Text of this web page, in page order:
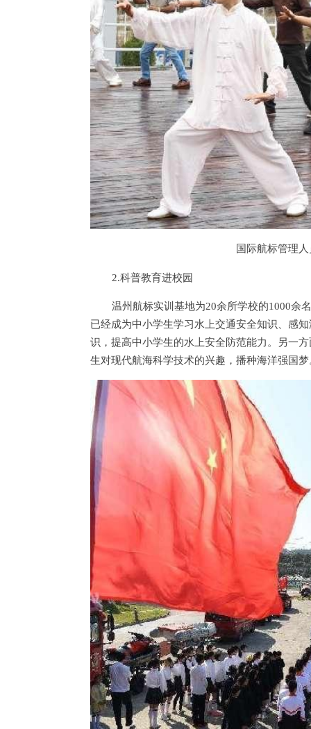
国际航标管理
2.科普教育进校园
温州航标实训基地为20余所学校的1000余
已经成为中小学生学习水上交通安全知识、感
识，提高中小学生的水上安全防范能力。另一
生对现代航海科学技术的兴趣，播种海洋强国梦